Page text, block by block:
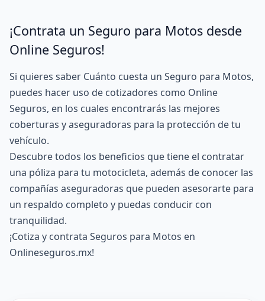
¡Contrata un Seguro para Motos desde
Online Seguros!
Si quieres saber Cuánto cuesta un Seguro para Motos,
puedes hacer uso de cotizadores como Online
Seguros, en los cuales encontrarás las mejores
coberturas y aseguradoras para la protección de tu
vehículo.
Descubre todos los beneficios que tiene el contratar
una póliza para tu motocicleta, además de conocer las
compañías aseguradoras que pueden asesorarte para
un respaldo completo y puedas conducir con
tranquilidad.
¡Cotiza y contrata Seguros para Motos en
Onlineseguros.mx!